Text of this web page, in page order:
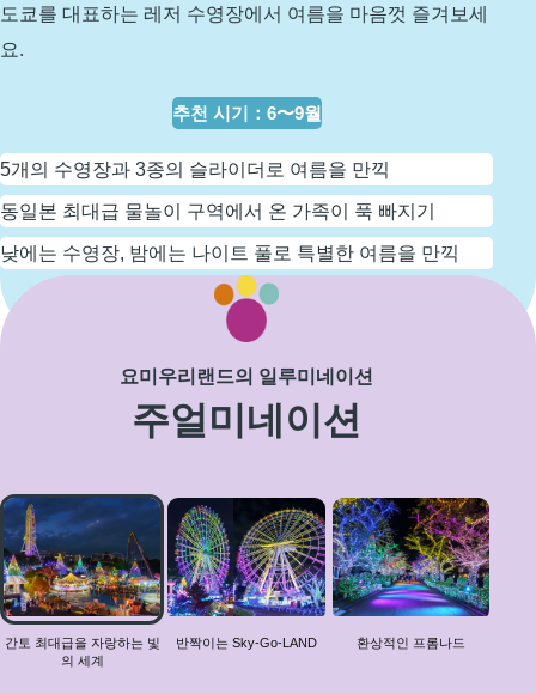
장
도쿄를 대표하는 레저 수영장에서 여름을 마음껏 즐겨보세
요.
추천 시기 ： 6〜9월
5개의 수영장과 3종의 슬라이더로 여름을 만끽
동일본 최대급 물놀이 구역에서 온 가족이 푹 빠지기
낮에는 수영장, 밤에는 나이트 풀로 특별한 여름을 만끽
자세히 보기
요미우리랜드의 일루미네이션
주얼미네이션
간
최
대
급
을
간토 최대급을 자랑하는 빛
의 세계
반짝이는 Sky-Go-LAND 환상적인 프롬나드